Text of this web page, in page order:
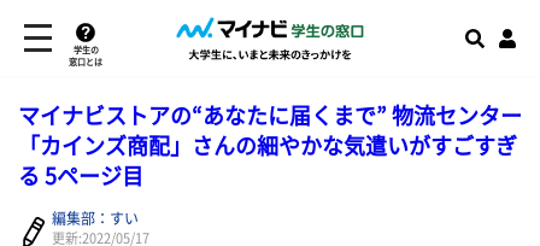
学生の
窓口とは
マイナビストアの“あなたに届くまで” 物流センター
「カインズ商配」さんの細やかな気遣いがすごすぎ
る 5ページ目
編集部：すい
更新:2022/05/17